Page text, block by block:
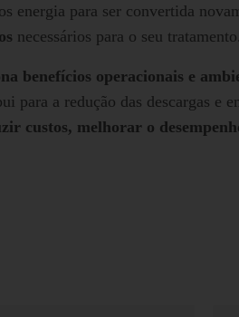
energia para ser convertida
necessários para o seu tratamento.
benefícios operacionais e
para a redução das descargas e
custos, melhorar o